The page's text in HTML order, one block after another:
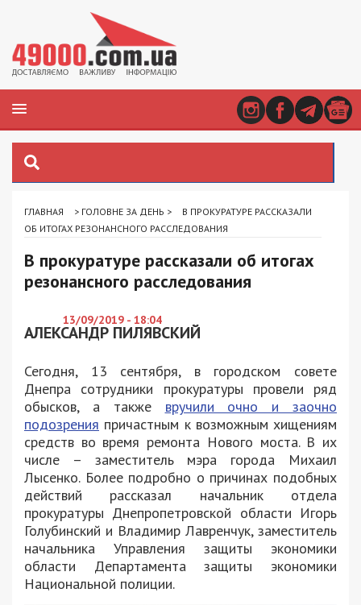
ГЛАВНАЯ > ГОЛОВНЕ ЗА ДЕНЬ >
В ПРОКУРАТУРЕ РАССКАЗАЛИ
ОБ ИТОГАХ РЕЗОНАНСНОГО РАССЛЕДОВАНИЯ
В прокуратуре рассказали об итогах
резонансного расследования
13/09/2019 - 18:04
АЛЕКСАНДР ПИЛЯВСКИЙ
Сегодня, 13 сентября, в городском совете
Днепра сотрудники прокуратуры провели ряд
обысков, а также вручили очно и заочно
подозрения причастным к возможным хищениям
средств во время ремонта Нового моста. В их
числе – заместитель мэра города Михаил
Лысенко. Более подробно о причинах подобных
действий рассказал начальник отдела
прокуратуры Днепропетровской области Игорь
Голубинский и Владимир Лавренчук, заместитель
начальника Управления защиты экономики
области Департамента защиты экономики
Национальной полиции.